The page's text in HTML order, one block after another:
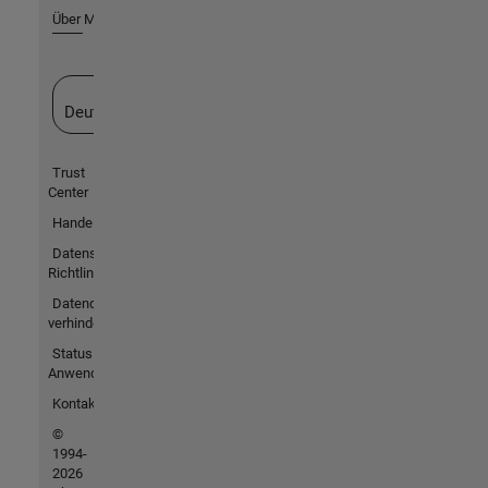
Über MathWorks
Deutschland
Trust
Center
Handelsmarken
Datenschutz-
Richtlinien
Datendiebstahl
verhindern
Status von
Anwendungen
Kontakt
©
1994-
2026